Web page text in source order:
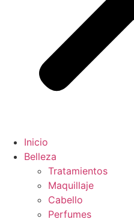
Inicio
Belleza
Tratamientos
Maquillaje
Cabello
Perfumes